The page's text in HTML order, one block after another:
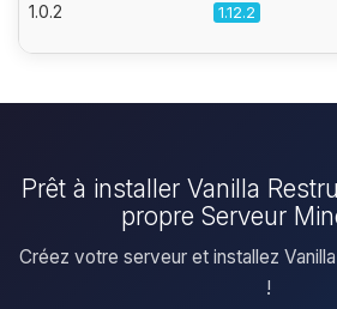
1.0.2 1.12.2
Prêt à installer Vanilla
propre Serveur
Créez votre serveur et installez
!